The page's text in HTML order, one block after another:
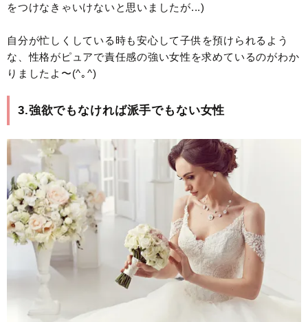
をつけなきゃいけないと思いましたが...)
自分が忙しくしている時も安心して子供を預けられるよう
な、性格がピュアで責任感の強い女性を求めているのがわか
りましたよ〜(^｡^)
3.強欲でもなければ派手でもない女性